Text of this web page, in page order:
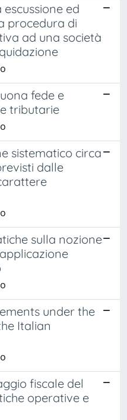
ed
procedura di
ad una società
fede e
tributarie
sistematico circa
dalle
sulla nozione
under the
Italian
fiscale del
operative e